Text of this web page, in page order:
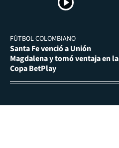
FÚTBOL COLOMBIANO
Santa Fe venció a Unión
Magdalena y tomó ventaja en la
Copa BetPlay